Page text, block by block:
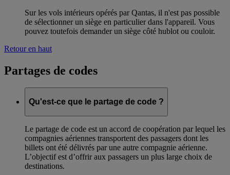
Sur les vols intérieurs opérés par Qantas, il n'est pas possible
de sélectionner un siège en particulier dans l'appareil. Vous
pouvez toutefois demander un siège côté hublot ou couloir.
Retour en haut
Partages de codes
Qu'est-ce que le partage de code ?
Le partage de code est un accord de coopération par lequel les
compagnies aériennes transportent des passagers dont les
billets ont été délivrés par une autre compagnie aérienne.
L’objectif est d’offrir aux passagers un plus large choix de
destinations.